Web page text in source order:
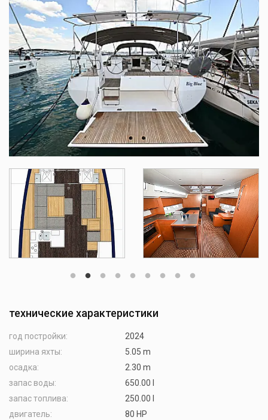
технические характеристики
год постройки:
2024
ширина яхты:
5.05 m
осадка:
2.30 m
запас воды:
650.00 l
запас топлива:
250.00 l
двигатель:
80 HP